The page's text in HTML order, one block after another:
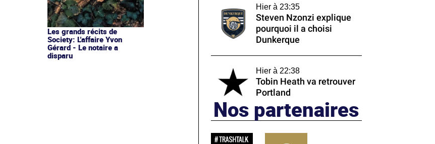
Les grands récits de
Society: L'affaire Yvon
Gérard - Le notaire a
disparu
Hier à 23:35
Steven Nzonzi explique
pourquoi il a choisi
Dunkerque
Hier à 22:38
Tobin Heath va retrouver
Portland
Nos partenaires